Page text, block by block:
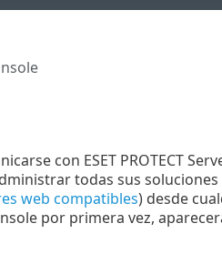
con ESET PROTECT
todas sus
web compatibles) desde
por primera vez,